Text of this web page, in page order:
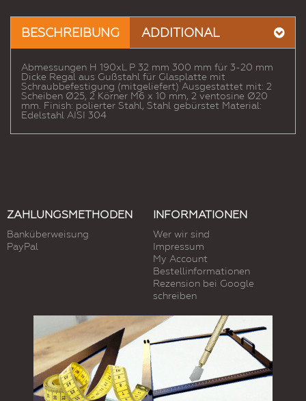
Freund
BESCHREIBUNG ADDITIONAL
Abmessungen H 190xL P 32 mm 300 mm für 3-20 mm
Dicke Regal aus Gußstahl für Glasplatte mit
Schraubbefestigung (mitgeliefert) Ausgestattet mit: 2
Scheiben Ø25, 2 Körner M6 x 10 mm, 2 ventosine Ø20
mm. Finish: polierter Stahl, Stahl gebürstet Material:
Edelstahl AISI 304
ZAHLUNGSMETHODEN
Banküberweisung
PayPal
INFORMATIONEN
Wer wir sind
Impressum
My Account
Bestellinformationen
Rezension bei Google
schreiben